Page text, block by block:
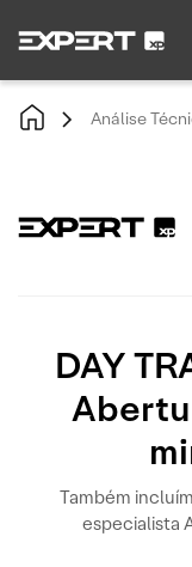
Análise
DAY
Também
especialista